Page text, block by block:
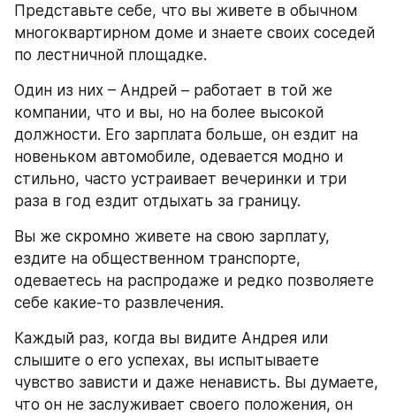
Представьте себе, что вы живете в обычном
многоквартирном доме и знаете своих соседей
по лестничной площадке.
Один из них – Андрей – работает в той же
компании, что и вы, но на более высокой
должности. Его зарплата больше, он ездит на
новеньком автомобиле, одевается модно и
стильно, часто устраивает вечеринки и три
раза в год ездит отдыхать за границу.
Вы же скромно живете на свою зарплату,
ездите на общественном транспорте,
одеваетесь на распродаже и редко позволяете
себе какие-то развлечения.
Каждый раз, когда вы видите Андрея или
слышите о его успехах, вы испытываете
чувство зависти и даже ненависть. Вы думаете,
что он не заслуживает своего положения, он